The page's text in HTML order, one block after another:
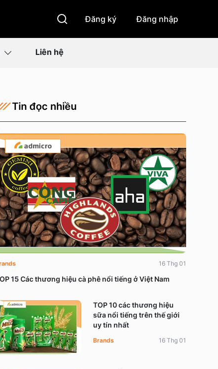
Đăng ký Đăng nhập
Liên hệ
Tin đọc nhiều
15 Các thương hiệu cà phê nổi tiếng ở Việt Nam
16 Thg 01
TOP 10 các thương hiệu
sữa nổi tiếng trên thế giới
uy tín nhất
Brands 16 Thg 01